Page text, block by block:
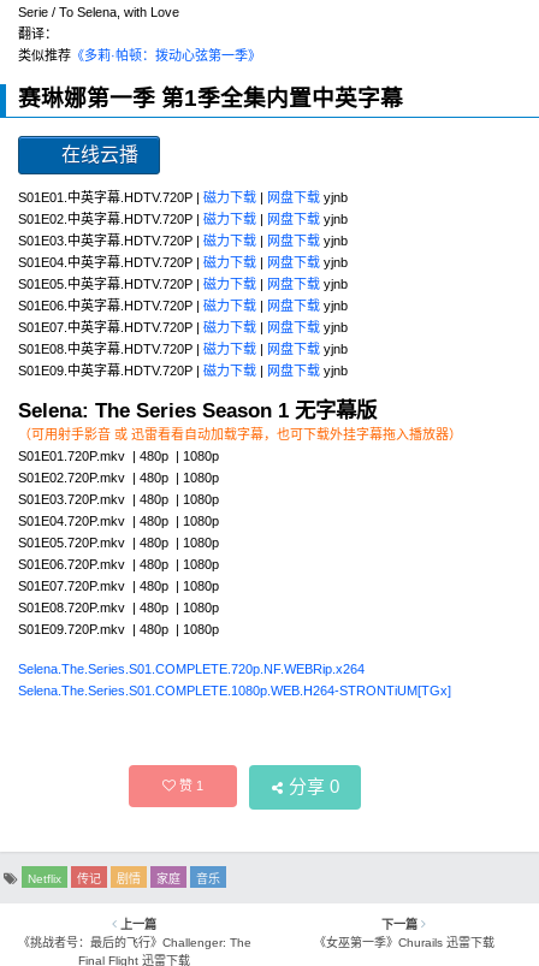
Serie / To Selena, with Love
翻译：
类似推荐 《多莉·帕顿：拨动心弦第一季》
赛琳娜第一季 第1季全集内置中英字幕
在线云播
S01E01.中英字幕.HDTV.720P | 磁力下载 网盘下载 yjnb
S01E02.中英字幕.HDTV.720P | 磁力下载 网盘下载 yjnb
S01E03.中英字幕.HDTV.720P | 磁力下载 网盘下载 yjnb
S01E04.中英字幕.HDTV.720P | 磁力下载 网盘下载 yjnb
S01E05.中英字幕.HDTV.720P | 磁力下载 网盘下载 yjnb
S01E06.中英字幕.HDTV.720P | 磁力下载 网盘下载 yjnb
S01E07.中英字幕.HDTV.720P | 磁力下载 网盘下载 yjnb
S01E08.中英字幕.HDTV.720P | 磁力下载 网盘下载 yjnb
S01E09.中英字幕.HDTV.720P | 磁力下载 网盘下载 yjnb
Selena: The Series Season 1 无字幕版
（可用射手影音 或 迅雷看看自动加载字幕，也可下载外挂字幕拖入播放器）
S01E01.720P.mkv | 480p | 1080p
S01E02.720P.mkv | 480p | 1080p
S01E03.720P.mkv | 480p | 1080p
S01E04.720P.mkv | 480p | 1080p
S01E05.720P.mkv | 480p | 1080p
S01E06.720P.mkv | 480p | 1080p
S01E07.720P.mkv | 480p | 1080p
S01E08.720P.mkv | 480p | 1080p
S01E09.720P.mkv | 480p | 1080p
Selena.The.Series.S01.COMPLETE.720p.NF.WEBRip.x264
Selena.The.Series.S01.COMPLETE.1080p.WEB.H264-STRONTiUM[TGx]
赞1 分享 0
Netflix 传记 剧情 家庭 音乐
上一篇
《挑战者号：最后的飞行》Challenger: The
Final Flight 迅雷下载
下一篇
《女巫第一季》Churails 迅雷下载